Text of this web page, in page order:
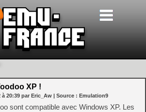
XP !
à 20:39 par Eric_Aw | Source : Emulation9
sont compatible avec Windows XP. Les